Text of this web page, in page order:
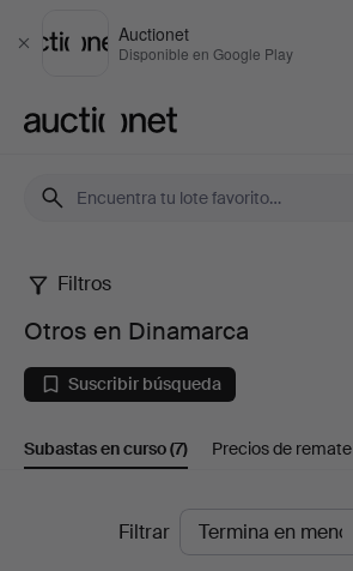
Cerrar
Auctionet
Disponible en Google Play
Otros
en
Dinamarca
Filtros
Otros en Dinamarca
Suscribir búsqueda
Subastas en curso(7) Precios de remate
SubastasFiltrar